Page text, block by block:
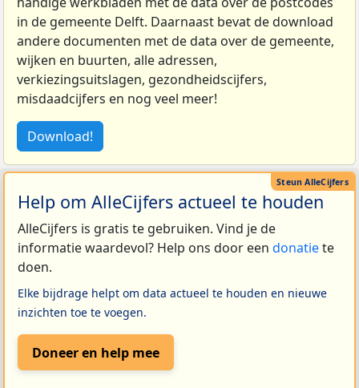
in de gemeente Delft. Daarnaast bevat de download
andere documenten met de data over de gemeente,
wijken en buurten, alle adressen,
verkiezingsuitslagen, gezondheidscijfers,
misdaadcijfers en nog veel meer!
Download!
Help om AlleCijfers actueel te houden
AlleCijfers is gratis te gebruiken. Vind je de
informatie waardevol? Help ons door een donatiete
doen.
Elke bijdrage helpt om data actueel te houden en nieuwe
inzichten toe te voegen.
Doneer en help mee